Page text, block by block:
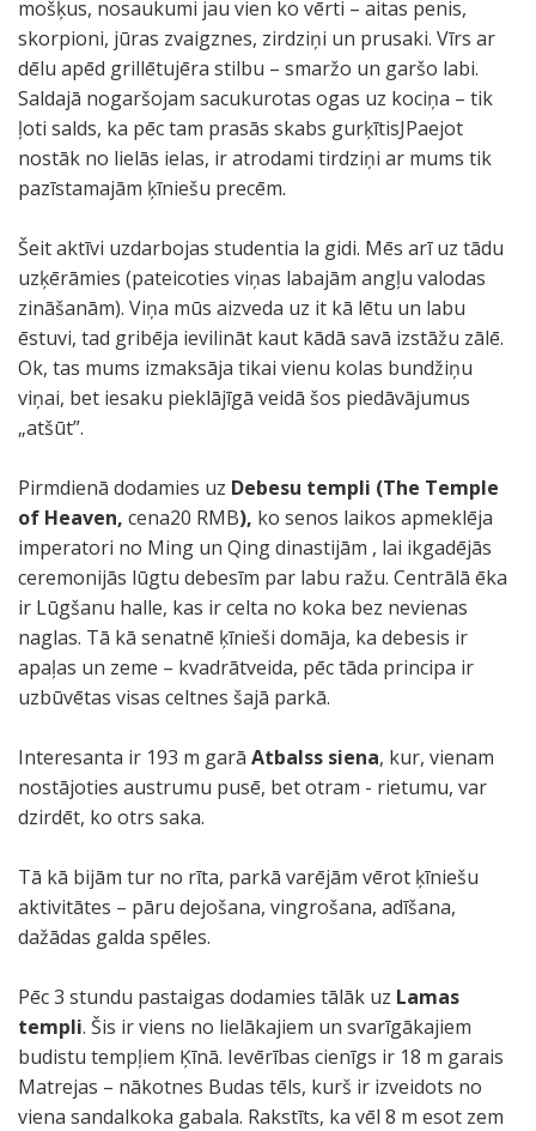
mošķus, nosaukumi jau vien ko vērti – aitas penis,
skorpioni, jūras zvaigznes, zirdziņi un prusaki. Vīrs ar
dēlu apēd grillētujēra stilbu – smaržo un garšo labi.
Saldajā nogaršojam sacukurotas ogas uz kociņa – tik
ļoti salds, ka pēc tam prasās skabs gurķītisJPaejot
nostāk no lielās ielas, ir atrodami tirdziņi ar mums tik
pazīstamajām ķīniešu precēm.
Šeit aktīvi uzdarbojas studentia la gidi. Mēs arī uz tādu
uzķērāmies (pateicoties viņas labajām angļu valodas
zināšanām). Viņa mūs aizveda uz it kā lētu un labu
ēstuvi, tad gribēja ievilināt kaut kādā savā izstāžu zālē.
Ok, tas mums izmaksāja tikai vienu kolas bundžiņu
viņai, bet iesaku pieklājīgā veidā šos piedāvājumus
„atšūt”.
Pirmdienā dodamies uz Debesu templi (The Temple
of Heaven, cena20 RMB), ko senos laikos apmeklēja
imperatori no Ming un Qing dinastijām , lai ikgadējās
ceremonijās lūgtu debesīm par labu ražu. Centrālā ēka
ir Lūgšanu halle, kas ir celta no koka bez nevienas
naglas. Tā kā senatnē ķīnieši domāja, ka debesis ir
apaļas un zeme – kvadrātveida, pēc tāda principa ir
uzbūvētas visas celtnes šajā parkā.
Interesanta ir 193 m garā Atbalss siena, kur, vienam
nostājoties austrumu pusē, bet otram - rietumu, var
dzirdēt, ko otrs saka.
Tā kā bijām tur no rīta, parkā varējām vērot ķīniešu
aktivitātes – pāru dejošana, vingrošana, adīšana,
dažādas galda spēles.
Pēc 3 stundu pastaigas dodamies tālāk uz Lamas
templi. Šis ir viens no lielākajiem un svarīgākajiem
budistu tempļiem Ķīnā. Ievērības cienīgs ir 18 m garais
Matrejas – nākotnes Budas tēls, kurš ir izveidots no
viena sandalkoka gabala. Rakstīts, ka vēl 8 m esot zem